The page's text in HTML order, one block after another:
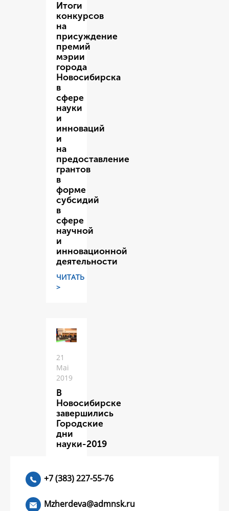
Итоги
конкурсов
на
присуждение
премий
мэрии
города
Новосибирска
в
сфере
науки
и
инноваций
и
на
предоставление
грантов
в
форме
субсидий
в
сфере
научной
и
инновационной
деятельности
ЧИТАТЬ
>
21
Mai
2019
В
Новосибирске
завершились
Городские
дни
науки-2019
+7 (383) 227-55-76
Mzherdeva@admnsk.ru